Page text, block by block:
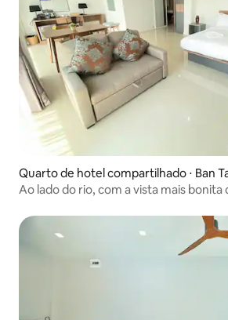
Quarto de hotel compartilhado ⋅ Ban
Ao lado do rio, com a vista mais